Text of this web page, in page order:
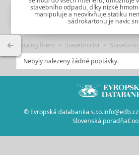
stavebního odpadu, díky nízké
manipuluje a neovlivňuje statiku
sádrokartonu je navíc
Katalog firem Stavebnictví
Nebyly nalezeny žádné poptávky.
© Evropská databanka s.r.o.info@edb.cz
Slovenská poradňa